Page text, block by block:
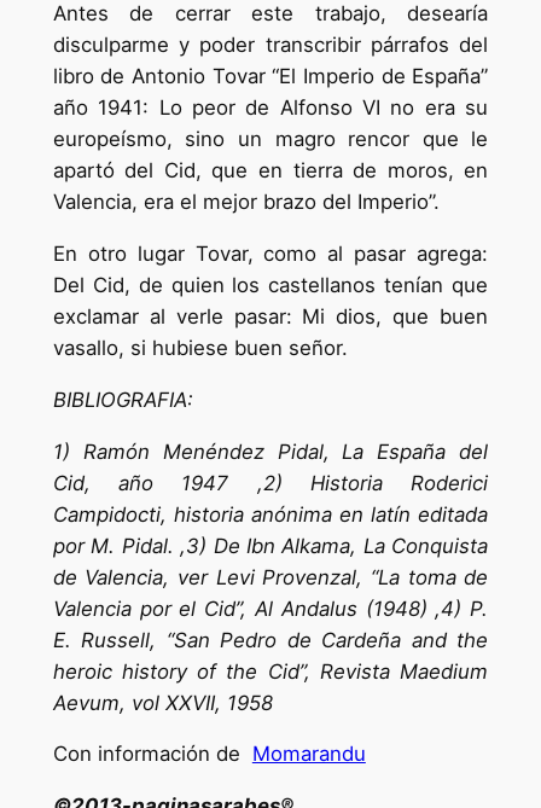
Antes de cerrar este trabajo, desearía
disculparme y poder transcribir párrafos del
libro de Antonio Tovar “El Imperio de España”
año 1941: Lo peor de Alfonso VI no era su
europeísmo, sino un magro rencor que le
apartó del Cid, que en tierra de moros, en
Valencia, era el mejor brazo del Imperio”.
En otro lugar Tovar, como al pasar agrega:
Del Cid, de quien los castellanos tenían que
exclamar al verle pasar: Mi dios, que buen
vasallo, si hubiese buen señor.
BIBLIOGRAFIA:
1) Ramón Menéndez Pidal, La España del
Cid, año 1947 ,2) Historia Roderici
Campidocti, historia anónima en latín editada
por M. Pidal. ,3) De Ibn Alkama, La Conquista
de Valencia, ver Levi Provenzal, “La toma de
Valencia por el Cid”, Al Andalus (1948) ,4) P.
E. Russell, “San Pedro de Cardeña and the
heroic history of the Cid”, Revista Maedium
Aevum, vol XXVII, 1958
Con información de Momarandu